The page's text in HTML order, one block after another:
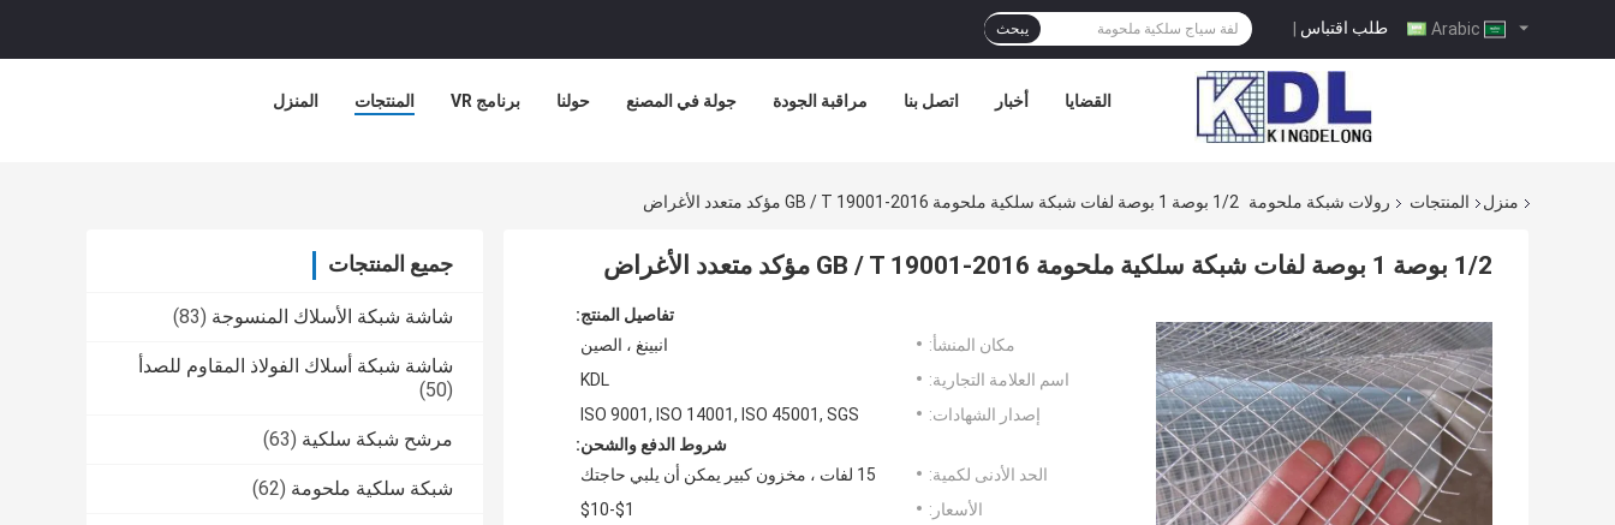
طلب اقتباس | يبحث
المنزل المنتجات برنامج VR حولنا جولة في المصنع مراقبة الجودة اتصل بنا أخبار القضايا
منزل المنتجات رولات شبكة ملحومة 1/2 بوصة 1 بوصة لفات شبكة سلكية ملحومة GB / T 19001-2016 مؤكد متعدد الأغراض
جميع المنتجات
شاشة شبكة الأسلاك المنسوجة (83)
شاشة شبكة أسلاك الفولاذ المقاوم للصدأ
(50)
مرشح شبكة سلكية (63)
شبكة سلكية ملحومة (62)
1/2 بوصة 1 بوصة لفات شبكة سلكية ملحومة GB / T 19001-2016 مؤكد متعدد الأغراض
تفاصيل المنتج:
مكان المنشأ:
انبينغ ، الصين
اسم العلامة التجارية:
KDL
إصدار الشهادات:
ISO 9001, ISO 14001, ISO 45001, SGS
شروط الدفع والشحن:
الحد الأدنى لكمية:
15 لفات ، مخزون كبير يمكن أن يلبي حاجتك
الأسعار:
$1-$10